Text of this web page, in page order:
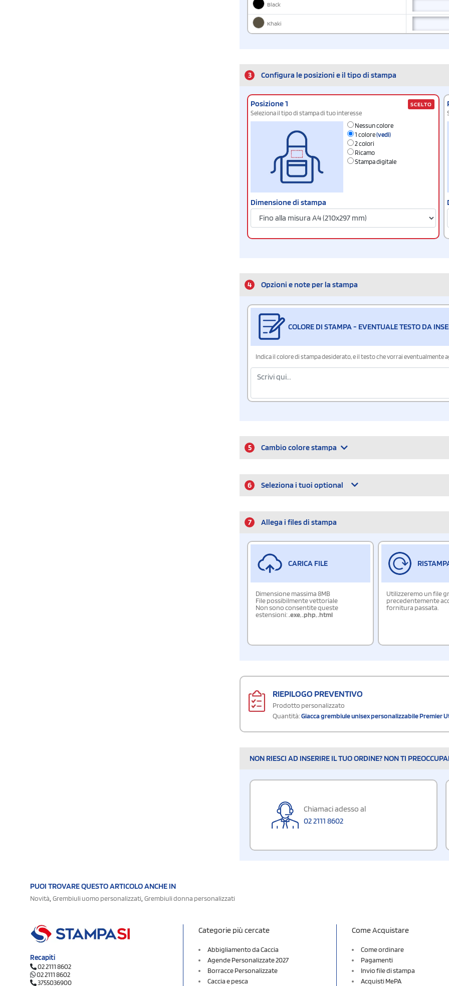
Black
Khaki
3 Configura le posizioni e il tipo di stampa
Posizione 1
Seleziona il tipo di stampa di tuo interesse
Nessun colore
1 colore(vedi)
2 colori
Ricamo
Stampa digitale
Dimensione di stampa
SCELTO
4 Opzioni e note per la stampa
COLORE DI STAMPA - EVENTUALE TESTO DA
Indica il colore di stampa desiderato, e il testo che vorrai eventualmente
5 Cambio colore stampa
6 Seleziona i tuoi optional
7 Allega i files di stampa
CARICA FILE
Dimensione massima 8MB
File possibilmente vettoriale
Non sono consentite queste
estensioni:.exe,.php,.html
Utilizzeremo un file
precedentemente
fornitura passata.
RIEPILOGO PREVENTIVO
Prodotto personalizzato
Quantità:Giacca grembiule unisex personalizzabile Premier
NON RIESCI AD INSERIRE IL TUO ORDINE? NON TI
Chiamaci adesso al
02 2111 8602
PUOI TROVARE QUESTO ARTICOLO ANCHE IN
Novità, Grembiuli uomo personalizzati, Grembiuli donna personalizzati
Recapiti
02 2111 8602
02 2111 8602
3755036900
Categorie più cercate
Abbigliamento da Caccia
Agende Personalizzate 2027
Borracce Personalizzate
Caccia e pesca
Come Acquistare
Come ordinare
Pagamenti
Invio file di stampa
Acquisti MePA